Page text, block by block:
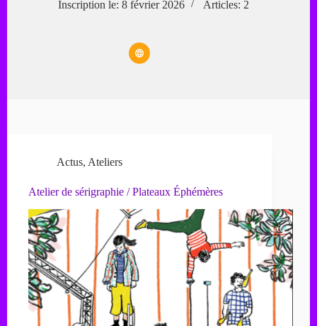
Inscription le: 8 février 2026 Articles: 2
Actus, Ateliers
Atelier de sérigraphie / Plateaux Éphémères